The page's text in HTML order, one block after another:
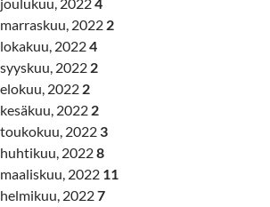
marraskuu, 2022 2
lokakuu, 20224
syyskuu, 2022 2
elokuu, 2022 2
kesäkuu, 2022 2
toukokuu, 2022 3
huhtikuu, 20228
maaliskuu, 2022 11
helmikuu, 20227